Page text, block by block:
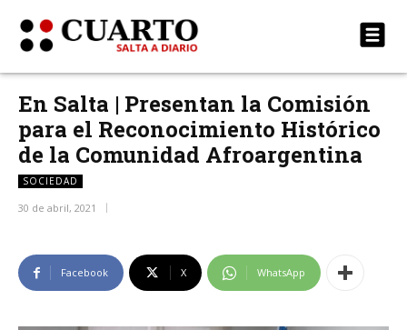
En Salta | Presentan la Comisión
para el Reconocimiento Histórico
de la Comunidad Afroargentina
SOCIEDAD
30 de abril, 2021
Facebook X WhatsApp